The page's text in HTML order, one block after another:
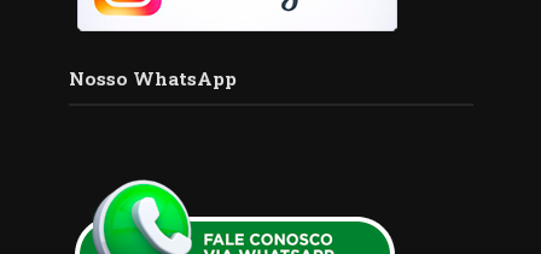
Nosso WhatsApp